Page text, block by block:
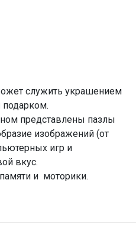
служить украшением
представлены пазлы
изображений (от
игр и
вкус.
и моторики.